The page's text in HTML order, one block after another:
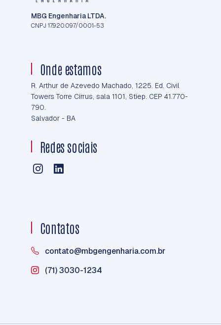
MBG Engenharia LTDA.
CNPJ 17.920.097/0001-53
Onde estamos
R. Arthur de Azevedo Machado, 1225. Ed. Civil
Towers Torre Cirrus, sala 1101, Stiep. CEP 41.770-
790.
Salvador - BA
Redes sociais
Contatos
contato@mbgengenharia.com.br
(71) 3030-1234